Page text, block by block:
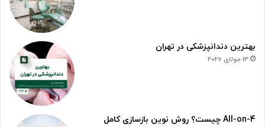
بهترین دندانپزشکی در تهران
13 جولای 2026
All-on-4 چیست؟ روش نوین بازسازی کامل